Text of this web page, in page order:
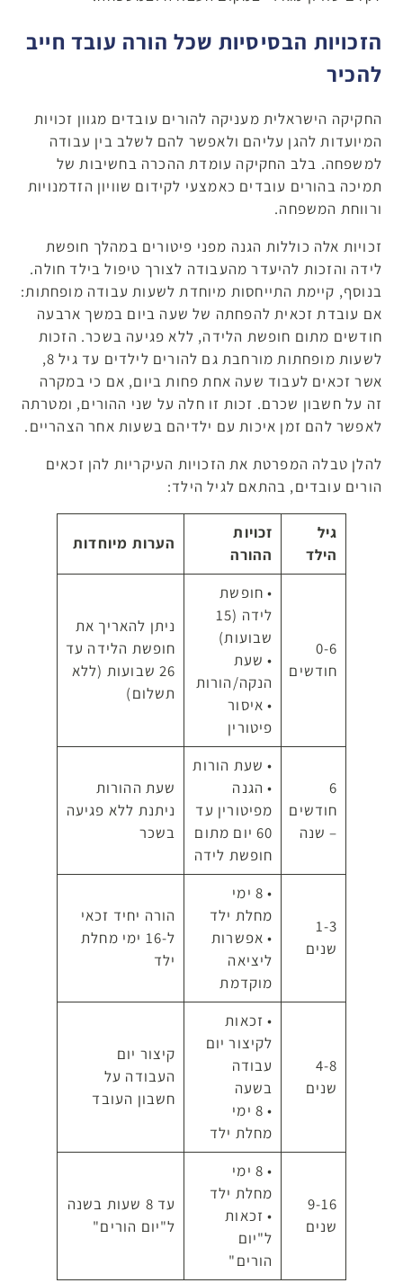
הזכויות הבסיסיות שכל הורה עובד חייב
להכיר
החקיקה הישראלית מעניקה להורים עובדים מגוון זכויות
המיועדות להגן עליהם ולאפשר להם לשלב בין עבודה
למשפחה. בלב החקיקה עומדת ההכרה בחשיבות של
תמיכה בהורים עובדים כאמצעי לקידום שוויון הזדמנויות
ורווחת המשפחה.
זכויות אלה כוללות הגנה מפני פיטורים במהלך חופשת
לידה והזכות להיעדר מהעבודה לצורך טיפול בילד חולה.
בנוסף, קיימת התייחסות מיוחדת לשעות עבודה מופחתות:
אם עובדת זכאית להפחתה של שעה ביום במשך ארבעה
חודשים מתום חופשת הלידה, ללא פגיעה בשכר. הזכות
לשעות מופחתות מורחבת גם להורים לילדים עד גיל 8,
אשר זכאים לעבוד שעה אחת פחות ביום, אם כי במקרה
זה על חשבון שכרם. זכות זו חלה על שני ההורים, ומטרתה
לאפשר להם זמן איכות עם ילדיהם בשעות אחר הצהריים.
להלן טבלה המפרטת את הזכויות העיקריות להן זכאים
הורים עובדים, בהתאם לגיל הילד:
גיל
הילד
זכויות
ההורה
הערות מיוחדות
0-6
חודשים
• חופשת
לידה (15
שבועות)
• שעת
הנקה/הורות
• איסור
פיטורין
ניתן להאריך את
חופשת הלידה עד
26 שבועות (ללא
תשלום)
6
חודשים
– שנה
• שעת הורות
• הגנה
מפיטורין עד
60 יום מתום
חופשת לידה
שעת ההורות
ניתנת ללא פגיעה
בשכר
1-3
שנים
• 8 ימי
מחלת ילד
• אפשרות
ליציאה
מוקדמת
הורה יחיד זכאי
ל-16 ימי מחלת
ילד
4-8
שנים
• זכאות
לקיצור יום
עבודה
בשעה
• 8 ימי
מחלת ילד
קיצור יום
העבודה על
חשבון העובד
9-16
שנים
• 8 ימי
מחלת ילד
• זכאות
ל"יום
הורים"
עד 8 שעות בשנה
ל"יום הורים"